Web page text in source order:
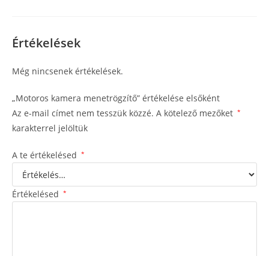
Értékelések
Még nincsenek értékelések.
„Motoros kamera menetrögzítő” értékelése elsőként
Az e-mail címet nem tesszük közzé. A kötelező mezőket *
karakterrel jelöltük
A te értékelésed *
Értékelésed *